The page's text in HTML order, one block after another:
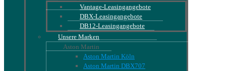
Vantage-Leasingangebote
DBX-Leasingangebote
DB12-Leasingangebote
Unsere Marken
Aston Martin
Aston Martin Köln
Aston Martin DBX707